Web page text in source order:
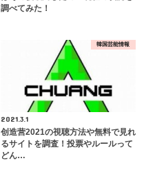
調べてみた！
韓国芸能情報
2021.3.1
创造营2021の視聴方法や無料で見れ
るサイトを調査！投票やルールって
どん…